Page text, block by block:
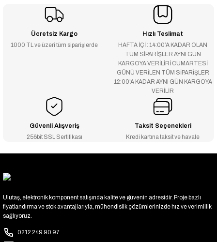
Ücretsiz Kargo
1000 TL ve üzeri tüm siparişlerde
Hızlı Teslimat
HAFTA İÇİ : 14:00’A KADAR OLAN
TÜM SİPARİŞLER AYNI GÜN
KARGOYA VERİLİRİ CUMARTESİ
GÜNÜ VERİLEN TÜM SİPARİŞLER
12:00'A KADAR AYNI GÜN KARGOYA
VERİLİR
Güvenli Alışveriş
256bit SSL Sertifikası
Taksit Seçenekleri
Kredi kartına taksit ve havale
Ulutaş, elektronik komponent satışında kalite ve güvenin adresidir. Proje bazlı
fiyatlandırma ve stok avantajlarıyla, mühendislik çözümlerinizde hız ve verimlilik
sağlıyoruz.
0212 249 90 97